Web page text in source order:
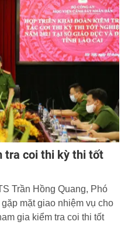
tra coi thi kỳ thi tốt
Trần Hồng Quang, Phó
mặt giao nhiệm vụ cho
gia kiểm tra coi thi tốt